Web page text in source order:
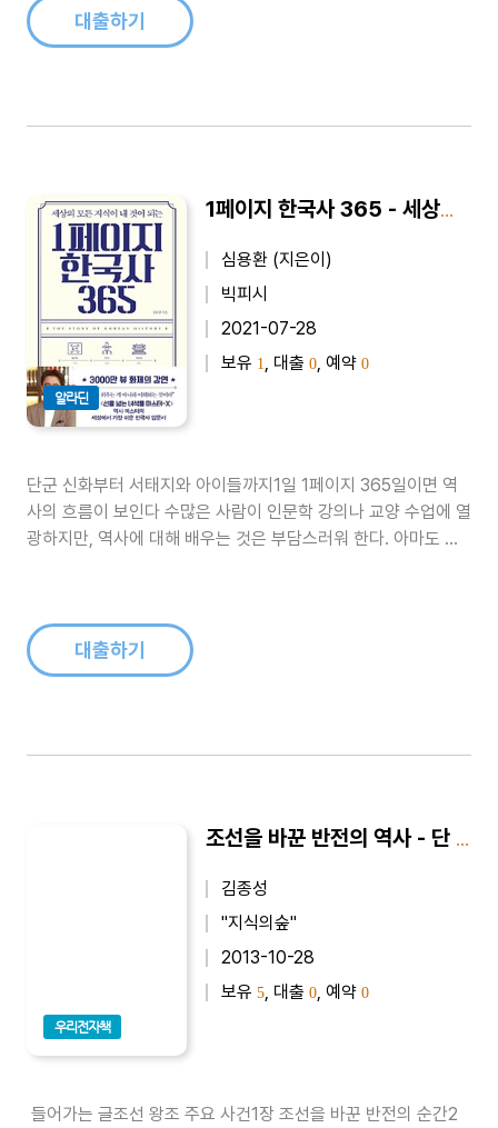
후에 불과했다. 그러나 ..
대출하기
알라딘
1페이지 한국사 365 - 세상의 모든 지식이 내 것이 되는
심용환 (지은이)
빅피시
2021-07-28
보유 1 , 대출 0 , 예약 0
단군 신화부터 서태지와 아이들까지1일 1페이지 365일이면 역
사의 흐름이 보인다 수많은 사람이 인문학 강의나 교양 수업에 열
광하지만, 역사에 대해 배우는 것은 부담스러워 한다. 아마도 어
많은 사람이 해온..
대출하기
우리전자책
조선을 바꾼 반전의 역사 - 단 하나의 사건이 역사를 바꿨다
김종성
"지식의숲"
2013-10-28
보유 5 , 대출 0 , 예약 0
들어가는 글조선 왕조 주요 사건1장 조선을 바꾼 반전의 순간2